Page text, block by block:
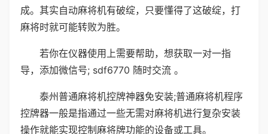
成。其实自动麻将机有破绽，只要懂得了这破绽，打
麻将时就可能转败为胜。
若你在仪器使用上需要帮助，想获取一对一指
导，添加微信号; sdf6770 随时交流 。
泰州普通麻将机控牌神器免安装;普通麻将机程序
控牌器一般是指通过一些无需对麻将机进行复杂安装
操作就能实现控制麻将牌功能的设备或工具。